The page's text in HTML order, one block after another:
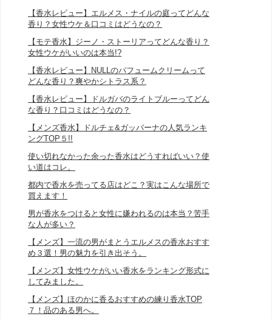
【香水レビュー】エルメス・ナイルの庭ってどんな
香り？女性ウケ＆口コミはどうなの？
【モテ香水】ジーノ・ストーリアってどんな香り？
女性ウケがいいのは本当!?
【香水レビュー】NULLのパフュームクリームって
どんな香り？爽やかシトラス系？
【香水レビュー】ドルガバのライトブルーってどん
な香り？口コミはどうなの？
【メンズ香水】ドルチェ&ガッバーナの人気ランキ
ングTOP５!!
使い切れなかった余った香水はどうすればいい？使
い道はコレ。
都内で香水を売ってる店はどこ？実はこんな場所で
買えます！
男が香水をつけると女性に嫌われるのは本当？苦手
な人が多い？
【メンズ】一流の男がまとうエルメスの香水おすす
め３選！男の魅力を引き出そう。
【メンズ】女性ウケがいい香水をランキング形式に
してみました。
【メンズ】ほのかに香るおすすめの練り香水TOP
７！品のある男へ。